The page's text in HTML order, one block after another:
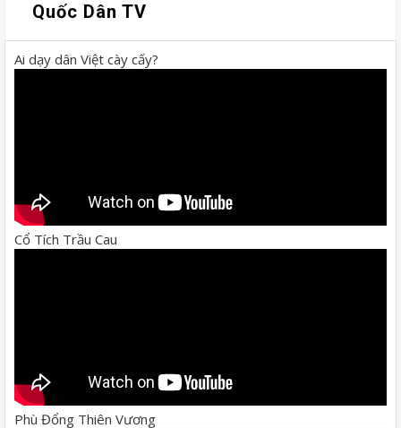
Quốc Dân TV
Ai dạy dân Việt cày cấy?
Cổ Tích Trầu Cau
Phù Đổng Thiên Vương